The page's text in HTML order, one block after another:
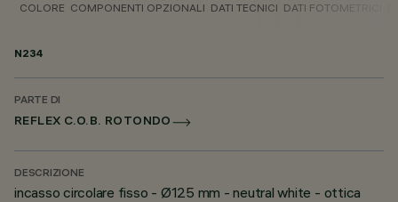
COLORE COMPONENTI OPZIONALI DATI TECNICI DATI FOTOMETRICI
N234
PARTE DI
REFLEX C.O.B. ROTONDO
DESCRIZIONE
incasso circolare fisso - Ø125 mm - neutral white - ottica